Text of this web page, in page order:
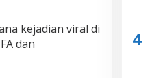
kejadian viral di
dan
4